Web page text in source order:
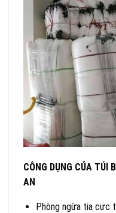
CÔNG DỤNG CỦA TÚI
AN
Phòng ngừa tia cực